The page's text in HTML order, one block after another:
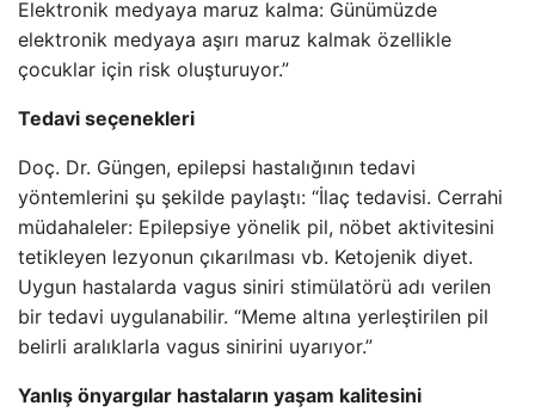
Elektronik medyaya maruz kalma: Günümüzde
elektronik medyaya aşırı maruz kalmak özellikle
çocuklar için risk oluşturuyor.”
Tedavi seçenekleri
Doç. Dr. Güngen, epilepsi hastalığının tedavi
yöntemlerini şu şekilde paylaştı: “İlaç tedavisi. Cerrahi
müdahaleler: Epilepsiye yönelik pil, nöbet aktivitesini
tetikleyen lezyonun çıkarılması vb. Ketojenik diyet.
Uygun hastalarda vagus siniri stimülatörü adı verilen
bir tedavi uygulanabilir. “Meme altına yerleştirilen pil
belirli aralıklarla vagus sinirini uyarıyor.”
Yanlış önyargılar hastaların yaşam kalitesini